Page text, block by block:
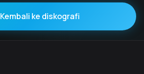
Kembali ke diskografi